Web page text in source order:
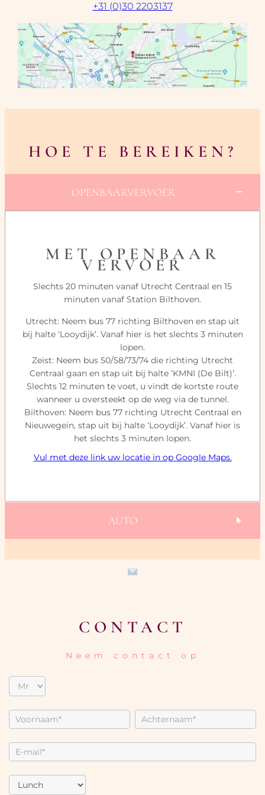
+31 (0)30 2203137
HOE TE BEREIKEN?
OPENBAARVERVOER
MET OPENBAAR
VERVOER
Slechts 20 minuten vanaf Utrecht Centraal en 15
minuten vanaf Station Bilthoven.
Utrecht: Neem bus 77 richting Bilthoven en stap uit
bij halte ‘Looydijk’. Vanaf hier is het slechts 3 minuten
lopen.
Zeist: Neem bus 50/58/73/74 die richting Utrecht
Centraal gaan en stap uit bij halte ‘KMNI (De Bilt)’.
Slechts 12 minuten te voet, u vindt de kortste route
wanneer u oversteekt op de weg via de tunnel.
Bilthoven: Neem bus 77 richting Utrecht Centraal en
Nieuwegein, stap uit bij halte ‘Looydijk’. Vanaf hier is
het slechts 3 minuten lopen.
Vul met deze link uw locatie in op Google Maps.
AUTO
CONTACT
Neem contact op
C
o
n
t
a
c